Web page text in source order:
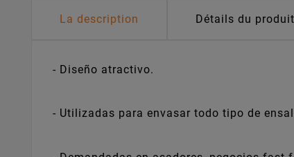
La description Détails du produit
- Diseño atractivo.
- Utilizadas para envasar todo tipo de